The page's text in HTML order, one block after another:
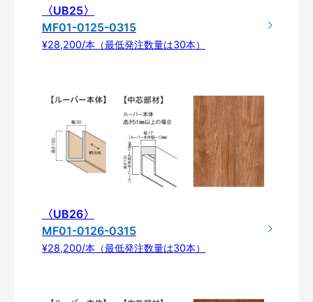
〈UB25〉
MF01-0125-0315
¥28,200/本（最低発注数量は30本）
〈UB26〉
MF01-0126-0315
¥28,200/本（最低発注数量は30本）